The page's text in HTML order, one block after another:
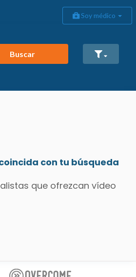
Soy médico
Buscar
con tu búsqueda
que ofrezcan vídeo